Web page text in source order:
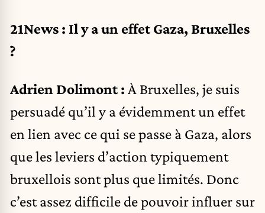
21News : Il y a un effet Gaza, Bruxelles
?
Adrien Dolimont : À Bruxelles, je suis
persuadé qu’il y a évidemment un effet
en lien avec ce qui se passe à Gaza, alors
que les leviers d’action typiquement
bruxellois sont plus que limités. Donc
c’est assez difficile de pouvoir influer sur